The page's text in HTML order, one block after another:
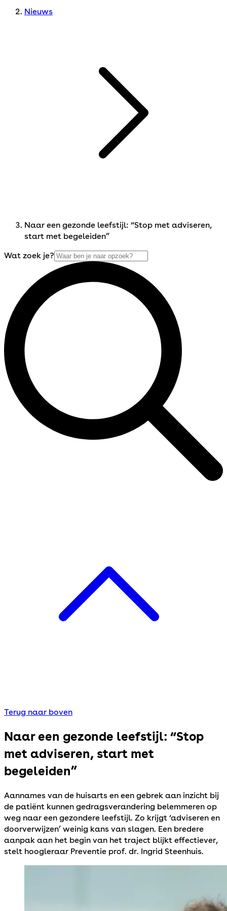
Nieuws
Naar een gezonde leefstijl: “Stop met adviseren,
start met begeleiden”
Wat zoek je?
Terug naar boven
Naar een gezonde leefstijl: “Stop
met adviseren, start met
begeleiden”
Aannames van de huisarts en een gebrek aan inzicht bij
de patiënt kunnen gedragsverandering belemmeren op
weg naar een gezondere leefstijl. Zo krijgt ‘adviseren en
doorverwijzen’ weinig kans van slagen. Een bredere
aanpak aan het begin van het traject blijkt effectiever,
stelt hoogleraar Preventie prof. dr. Ingrid Steenhuis.